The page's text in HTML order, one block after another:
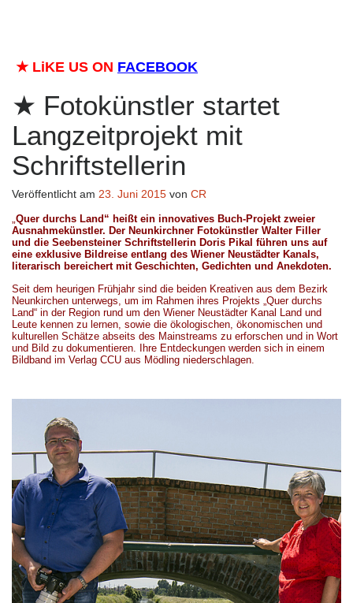
★ LiKE US ON FACEBOOK
Fotokünstler startet
Langzeitprojekt mit
Schriftstellerin
Veröffentlicht am 23. Juni 2015 von CR
Quer durchs Land“ heißt ein innovatives Buch-Projekt zweier
Ausnahmekünstler. Der Neunkirchner Fotokünstler Walter Filler
und die Seebensteiner Schriftstellerin Doris Pikal führen uns auf
eine exklusive Bildreise entlang des Wiener Neustädter Kanals,
literarisch bereichert mit Geschichten, Gedichten und Anekdoten.
Seit dem heurigen Frühjahr sind die beiden Kreativen aus dem Bezirk
Neunkirchen unterwegs, um im Rahmen ihres Projekts „Quer durchs
Land“ in der Region rund um den Wiener Neustädter Kanal Land und
Leute kennen zu lernen, sowie die ökologischen, ökonomischen und
kulturellen Schätze abseits des Mainstreams zu erforschen und in Wort
und Bild zu dokumentieren. Ihre Entdeckungen werden sich in einem
Bildband im Verlag CCU aus Mödling niederschlagen.